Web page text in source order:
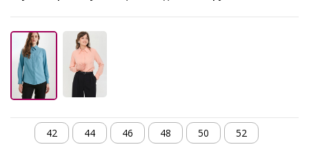
42 44 46 48 50
52